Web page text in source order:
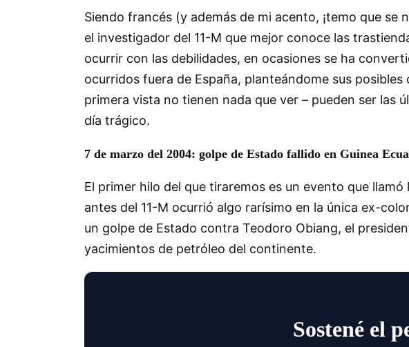
Siendo francés (y además de mi acento, ¡temo que
el investigador del 11-M que mejor conoce las
ocurrir con las debilidades, en ocasiones se ha
ocurridos fuera de España, planteándome sus
primera vista no tienen nada que ver – pueden ser las
día trágico.
7 de marzo del 2004: golpe de Estado fallido en Guinea
El primer hilo del que tiraremos es un evento que
antes del 11-M ocurrió algo rarísimo en la única ex-
un golpe de Estado contra Teodoro Obiang, el
yacimientos de petróleo del continente.
Sostené el